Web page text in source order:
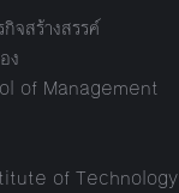
จสร้างสรรค์
ง
of Management
of Technology